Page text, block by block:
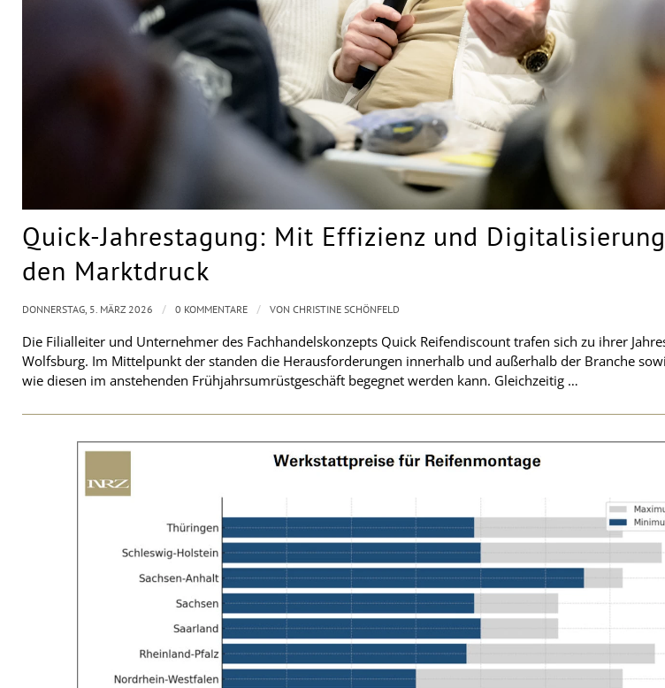
Quick-Jahrestagung: Mit Effizienz und
den Marktdruck
Die Filialleiter und Unternehmer des Fachhandelskonzepts Quick Reifendiscount trafen sich zu ihrer
Wolfsburg. Im Mittelpunkt der standen die Herausforderungen innerhalb und außerhalb der Branche
wie diesen im anstehenden Frühjahrsumrüstgeschäft begegnet werden kann. Gleichzeitig …
DONNERSTAG, 5. MÄRZ 2026 / 0 KOMMENTARE / VON CHRISTINE SCHÖNFELD